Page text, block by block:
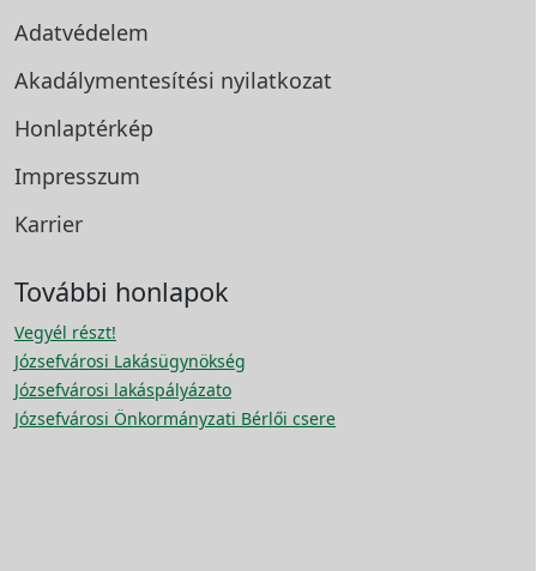
Adatvédelem
Akadálymentesítési nyilatkozat
Honlaptérkép
Impresszum
Karrier
További honlapok
Vegyél részt!
Józsefvárosi Lakásügynökség
Józsefvárosi lakáspályázato
Józsefvárosi Önkormányzati Bérlői csere